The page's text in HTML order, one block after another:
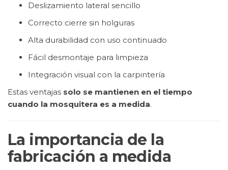
Deslizamiento lateral sencillo
Correcto cierre sin holguras
Alta durabilidad con uso continuado
Fácil desmontaje para limpieza
Integración visual con la carpintería
Estas ventajas solo se mantienen en el tiempo
cuando la mosquitera es a medida.
La importancia de la
fabricación a medida